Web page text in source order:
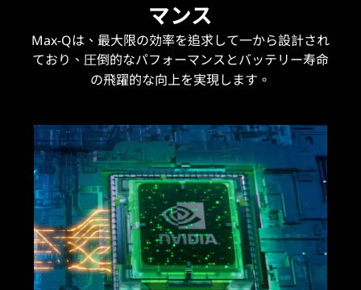
マンス
Max-Qは、最大限の効率を追求して一から設計され
ており、圧倒的なパフォーマンスとバッテリー寿命
の飛躍的な向上を実現します。